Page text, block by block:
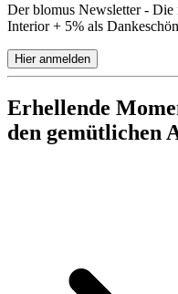
Der blomus Newsletter - Die
Interior + 5% als
Hier anmelden
Erhellende
den gemütlichen